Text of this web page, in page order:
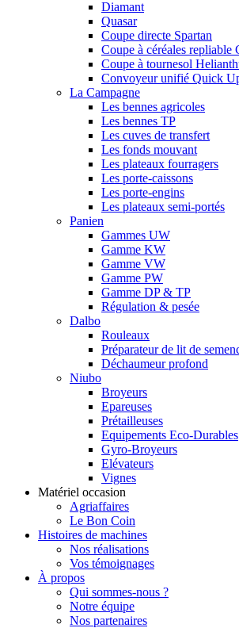
Diamant
Quasar
Coupe directe Spartan
Coupe à céréales repliable
Coupe à tournesol
Convoyeur unifié Quick
La Campagne
Les bennes agricoles
Les bennes TP
Les cuves de transfert
Les fonds mouvant
Les plateaux fourragers
Les porte-caissons
Les porte-engins
Les plateaux semi-portés
Panien
Gammes UW
Gamme KW
Gamme VW
Gamme PW
Gamme DP & TP
Régulation & pesée
Dalbo
Rouleaux
Préparateur de lit de
Déchaumeur profond
Niubo
Broyeurs
Epareuses
Prétailleuses
Equipements Eco-Durables
Gyro-Broyeurs
Elévateurs
Vignes
Matériel occasion
Agriaffaires
Le Bon Coin
Histoires de machines
Nos réalisations
Vos témoignages
À propos
Qui sommes-nous ?
Notre équipe
Nos partenaires